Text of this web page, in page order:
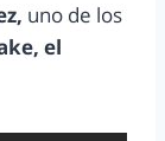
uno de los
el